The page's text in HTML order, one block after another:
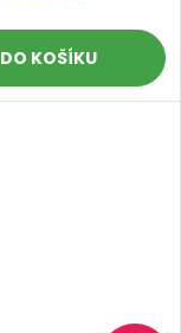
DO KOŠÍKU